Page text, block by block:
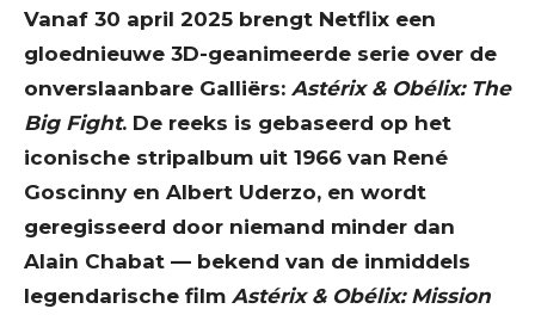
Vanaf 30 april 2025 brengt Netflix een
gloednieuwe 3D-geanimeerde serie over de
onverslaanbare Galliërs: Astérix & Obélix: The
Big Fight. De reeks is gebaseerd op het
iconische stripalbum uit 1966 van René
Goscinny en Albert Uderzo, en wordt
geregisseerd door niemand minder dan
Alain Chabat — bekend van de inmiddels
legendarische film Astérix & Obélix: Mission